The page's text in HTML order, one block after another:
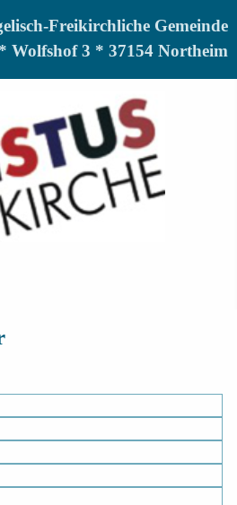
Freikirchliche Gemeinde
3 * 37154 Northeim